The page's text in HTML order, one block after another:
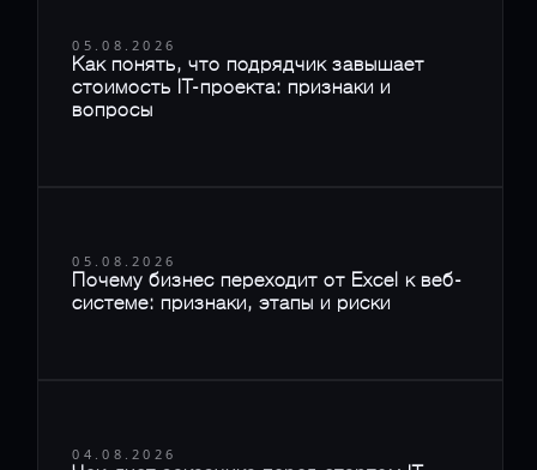
05.08.2026
Как понять, что подрядчик завышает
стоимость IT-проекта: признаки и
вопросы
05.08.2026
Почему бизнес переходит от Excel к веб-
системе: признаки, этапы и риски
04.08.2026